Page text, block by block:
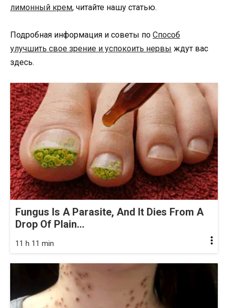
лимонный крем, читайте нашу статью.
Подробная информация и советы по Способ
улучшить свое зрение и успокоить нервы ждут вас
здесь.
Fungus Is A Parasite, And It Dies From A
Drop Of Plain...
11 h 11 min